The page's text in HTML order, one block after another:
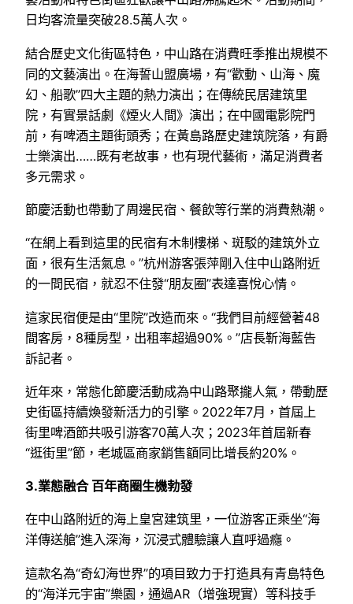
日均客流量突破28.5萬人次。
結合歷史文化街區特色，中山路在消費旺季推出規模不
同的文藝演出。在海誓山盟廣場，有“歡動、山海、魔
幻、船歌”四大主題的熱力演出；在傳統民居建筑里
院，有實景話劇《煙火人間》演出；在中國電影院門
前，有啤酒主題街頭秀；在黃島路歷史建筑院落，有爵
士樂演出……既有老故事，也有現代藝術，滿足消費者
多元需求。
節慶活動也帶動了周邊民宿、餐飲等行業的消費熱潮。
“在網上看到這里的民宿有木制樓梯、斑駁的建筑外立
面，很有生活氣息。”杭州游客張萍剛入住中山路附近
的一間民宿，就忍不住發“朋友圈”表達喜悅心情。
這家民宿便是由“里院”改造而來。“我們目前經營著48
間客房，8種房型，出租率超過90%。”店長靳海藍告
訴記者。
近年來，常態化節慶活動成為中山路聚攏人氣，帶動歷
史街區持續煥發新活力的引擎。2022年7月，首屆上
街里啤酒節共吸引游客70萬人次；2023年首屆新春
“逛街里”節，老城區商家銷售額同比增長約20%。
3.業態融合 百年商圈生機勃發
在中山路附近的海上皇宮建筑里，一位游客正乘坐“海
洋傳送艙”進入深海，沉浸式體驗讓人直呼過癮。
這款名為“奇幻海世界”的項目致力于打造具有青島特色
的“海洋元宇宙”樂園，通過AR（增強現實）等科技手